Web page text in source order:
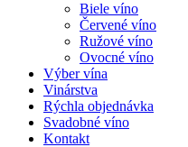
Biele víno
Červené víno
Ružové víno
Ovocné víno
Výber vína
Vinárstva
Rýchla objednávka
Svadobné víno
Kontakt